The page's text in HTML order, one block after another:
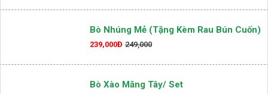
Bò Nhúng Mẻ (Tặng Kèm Rau Bún Cuốn)
239,000Đ 249,000
Bò Xào Măng Tây/ Set